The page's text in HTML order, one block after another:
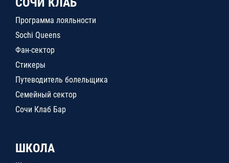
Программа лояльности
Sochi Queens
Фан-сектор
Стикеры
Путеводитель болельщика
Семейный сектор
Сочи Клаб Бар
ШКОЛА